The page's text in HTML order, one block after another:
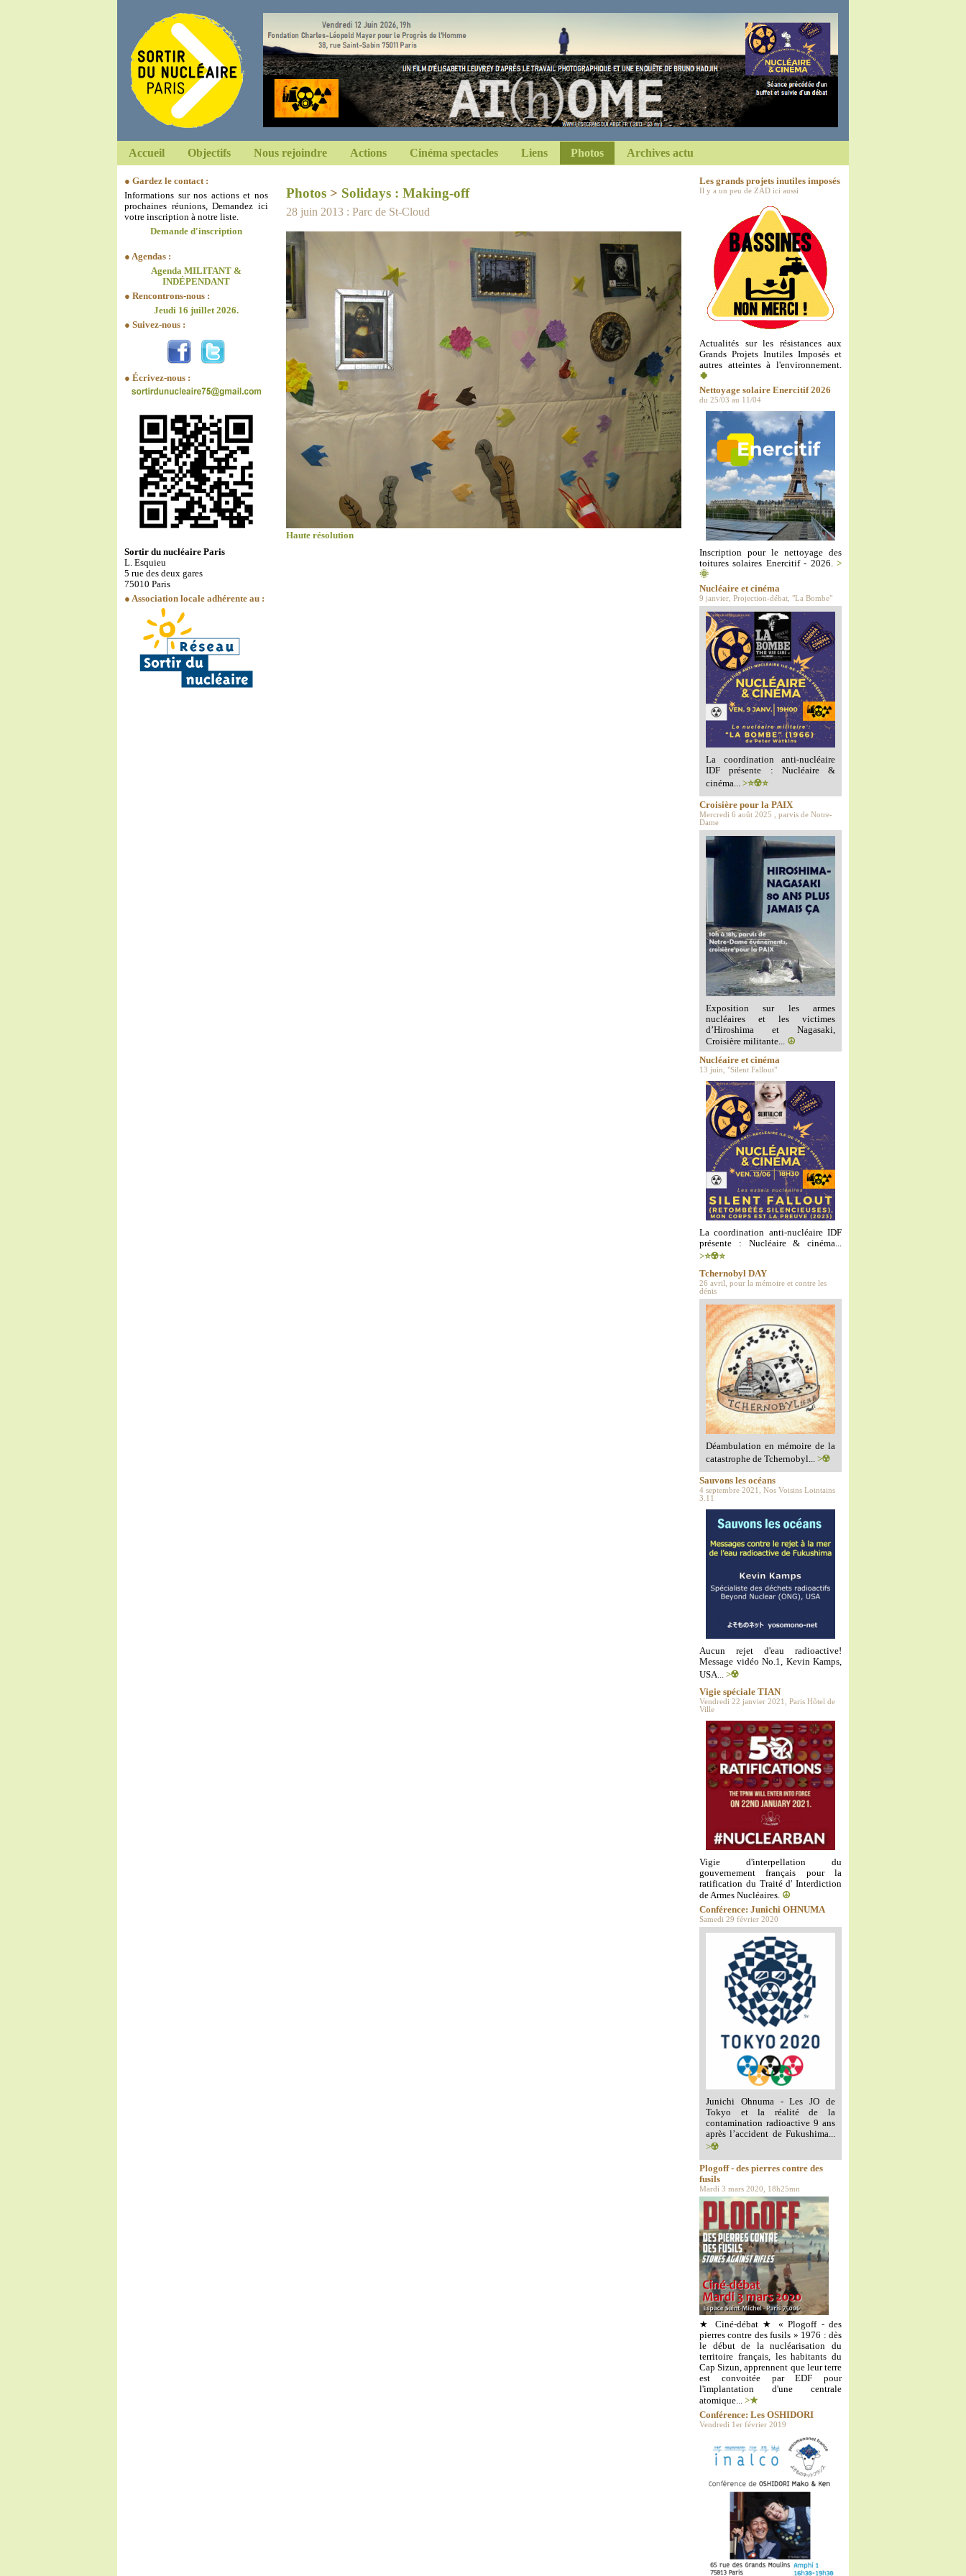
Accueil Objectifs Nous rejoindre Actions Cinéma spectacles Liens Photos Archives actu
● Gardez le contact :
Informations sur nos actions et nos
prochaines réunions, Demandez ici
votre inscription à notre liste.
Demande d'inscription
● Agendas :
Agenda MILITANT &
INDÉPENDANT
● Rencontrons-nous :
Jeudi 16 juillet 2026.
● Suivez-nous :
● Écrivez-nous :
Sortir du nucléaire Paris
L. Esquieu
5 rue des deux gares
75010 Paris
● Association locale adhérente au :
Photos > Solidays : Making-off
28 juin 2013 : Parc de St-Cloud
Haute résolution
Les grands projets inutiles imposés
Il y a un peu de ZAD ici aussi
Actualités sur les résistances aux
Grands Projets Inutiles Imposés et
autres atteintes à l'environnement.
🍀
Nettoyage solaire Enercitif 2026
du 25/03 au 11/04
Inscription pour le nettoyage des
toitures solaires Enercitif - 2026.>
🌞
Nucléaire et cinéma
9 janvier, Projection-débat, "La Bombe"
La coordination anti-nucléaire
IDF présente : Nucléaire &
cinéma... >⭐️☢️⭐️
Croisière pour la PAIX
Mercredi 6 août 2025 , parvis de Notre-
Dame
Exposition sur les armes
nucléaires et les victimes
d’Hiroshima et Nagasaki,
Croisière militante... ☮️
Nucléaire et cinéma
13 juin, "Silent Fallout"
La coordination anti-nucléaire IDF
présente : Nucléaire & cinéma...
>⭐️☢️⭐️
Tchernobyl DAY
26 avril, pour la mémoire et contre les
dénis
Déambulation en mémoire de la
catastrophe de Tchernobyl... >☢️
Sauvons les océans
4 septembre 2021, Nos Voisins Lointains
3.11
Aucun rejet d'eau radioactive!
Message vidéo No.1, Kevin Kamps,
USA... >☢️
Vigie spéciale TIAN
Vendredi 22 janvier 2021, Paris Hôtel de
Ville
Vigie d'interpellation du
gouvernement français pour la
ratification du Traité d' Interdiction
de Armes Nucléaires. ☮️
Conférence: Junichi OHNUMA
Samedi 29 février 2020
Junichi Ohnuma - Les JO de
Tokyo et la réalité de la
contamination radioactive 9 ans
après l’accident de Fukushima...
>☢️
Plogoff - des pierres contre des
fusils
Mardi 3 mars 2020, 18h25mn
★ Ciné-débat ★ « Plogoff - des
pierres contre des fusils » 1976 : dès
le début de la nucléarisation du
territoire français, les habitants du
Cap Sizun, apprennent que leur terre
est convoitée par EDF pour
l'implantation d'une centrale
atomique... >★
Conférence: Les OSHIDORI
Vendredi 1er février 2019